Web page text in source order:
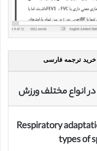
خرید ترجمه فارسی
انواع مختلف ورزش
Respiratory
types of